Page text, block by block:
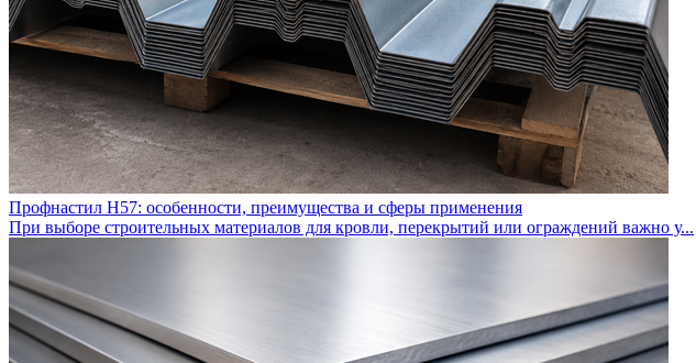
Профнастил Н57: особенности, преимущества и сферы применения
При выборе строительных материалов для кровли, перекрытий или ограждений важно у...